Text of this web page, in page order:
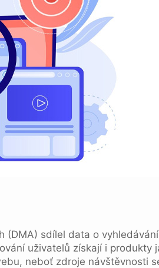
sdílel data o
uživatelů získají i produkty
neboť zdroje návštěvnosti